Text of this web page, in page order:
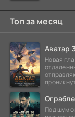
Топ за месяц
Аватар
Новая
Под шум